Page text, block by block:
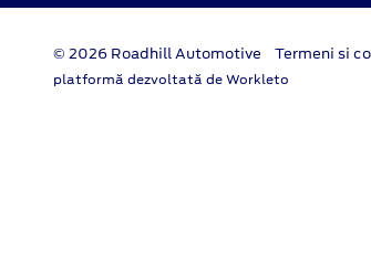
© 2026 Roadhill Automotive Termeni si
platformă dezvoltată de Workleto